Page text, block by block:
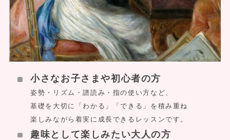
小さなお子さまや初心者の方
姿勢・リズム・譜読み・指の使い方など、
基礎を大切に「わかる」「できる」を積み重ね
楽しみながら着実に成長できるレッスンです。
趣味として楽しみたい大人の方